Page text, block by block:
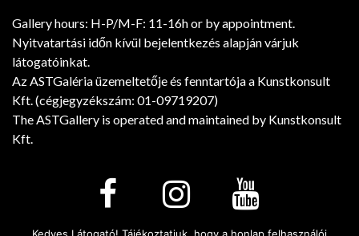
Gallery hours: H-P/M-F: 11-16h or by appointment.
Nyitvatartási időn kívül bejelentkezés alapján várjuk
látogatóinkat.
Az ASTGaléria üzemeltetője és fenntartója a Kunstkonsult
Kft. (cégjegyzékszám: 01-09719207)
The ASTGallery is operated and maintained by Kunstkonsult
Kft.
Kedves Látogató! Tájékoztatjuk, hogy a honlap felhasználói